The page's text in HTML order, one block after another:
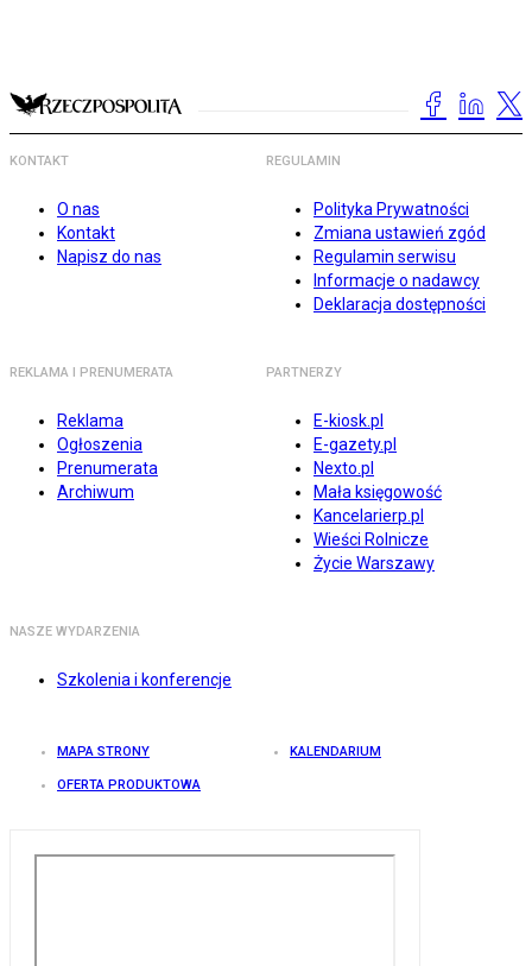
KONTAKT
O nas
Kontakt
Napisz do nas
REGULAMIN
Polityka Prywatności
Zmiana ustawień zgód
Regulamin serwisu
Informacje o nadawcy
Deklaracja dostępności
REKLAMA I PRENUMERATA
Reklama
Ogłoszenia
Prenumerata
Archiwum
PARTNERZY
E-kiosk.pl
E-gazety.pl
Nexto.pl
Mała księgowość
Kancelarierp.pl
Wieści Rolnicze
Życie Warszawy
NASZE WYDARZENIA
Szkolenia i konferencje
MAPA STRONY KALENDARIUM
OFERTA PRODUKTOWA